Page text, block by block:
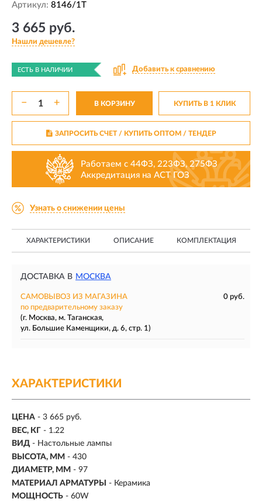
Артикул: 8146/1T
3 665 руб.
Нашли дешевле?
ЕСТЬ В НАЛИЧИИ Добавить к сравнению
− + В КОРЗИНУ КУПИТЬ В 1 КЛИК
ЗАПРОСИТЬ СЧЕТ / КУПИТЬ ОПТОМ/ ТЕНДЕР
Работаем с 44ФЗ, 223ФЗ, 275ФЗ
Аккредитация на АСТ ГОЗ
Узнать о снижении цены
ХАРАКТЕРИСТИКИ ОПИСАНИЕ КОМПЛЕКТАЦИЯ
ДОСТАВКА В МОСКВА
САМОВЫВОЗ ИЗ МАГАЗИНА
0 руб.
по предварительному заказу
(г. Москва, м. Таганская,
ул. Большие Каменщики, д. 6, стр. 1)
ХАРАКТЕРИСТИКИ
ЦЕНА - 3 665 руб.
ВЕС, КГ - 1.22
ВИД - Настольные лампы
ВЫСОТА, ММ - 430
ДИАМЕТР, ММ - 97
МАТЕРИАЛ АРМАТУРЫ
- Керамика
МОЩНОСТЬ - 60W